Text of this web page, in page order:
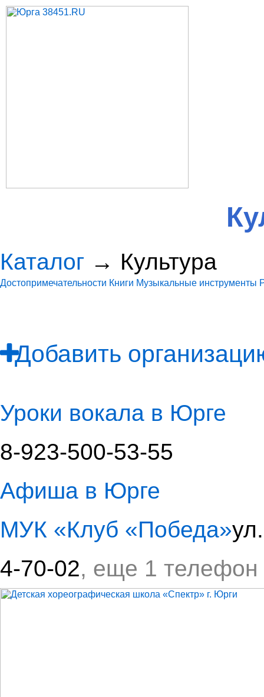
Каталог → Культура
Достопримечательности Книги Музыкальные инструменты
Добавить
Уроки вокала в Юрге
8-923-500-53-55
Афиша в Юрге
МУК «Клуб «Победа»
4-70-02, еще 1 телефон